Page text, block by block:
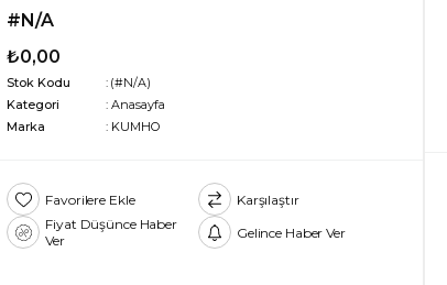
#N/A
₺0,00
Stok Kodu
(#N/A)
Kategori
:Anasayfa
Marka
: KUMHO
Favorilere Ekle
Karşılaştır
Fiyat Düşünce Haber
Ver
Gelince Haber Ver